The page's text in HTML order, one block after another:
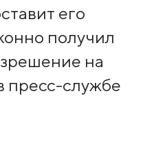
его
получил
на
пресс-службе